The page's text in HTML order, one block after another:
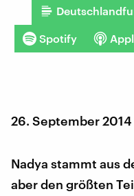
Spotify
26. September 2014
Nadya stammt aus
aber den größten